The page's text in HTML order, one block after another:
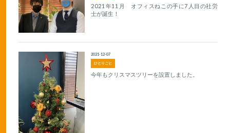
2021年11月 オフィスねこの手に7人目の社労
士が誕生！
ひとりごと
2021-12-07
今年もクリスマスツリーを設置しました。